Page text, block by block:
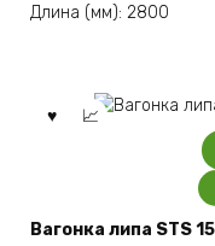
Длина (мм): 2800
Вагонка липа STS